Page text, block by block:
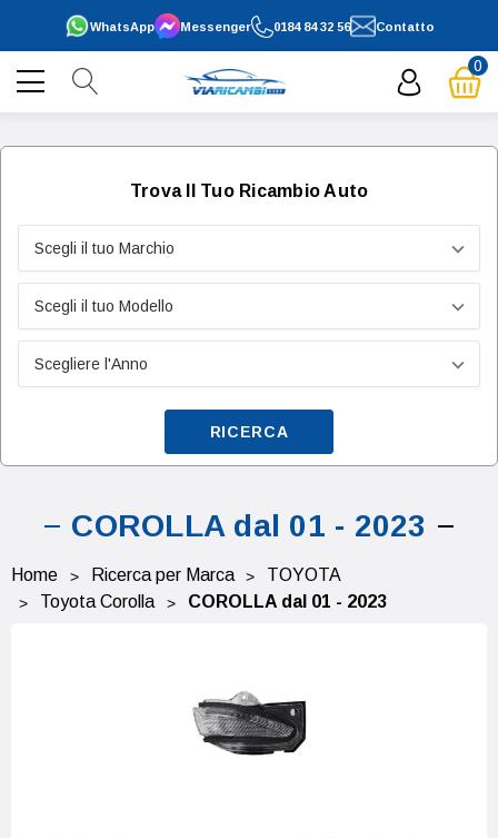
0184 84 32 56
WhatsApp Contatto
Messenger
0
Trova Il Tuo Ricambio Auto
RICERCA
COROLLA dal 01 - 2023
Home Ricerca per Marca
TOYOTA
Toyota Corolla
COROLLA dal 01 - 2023